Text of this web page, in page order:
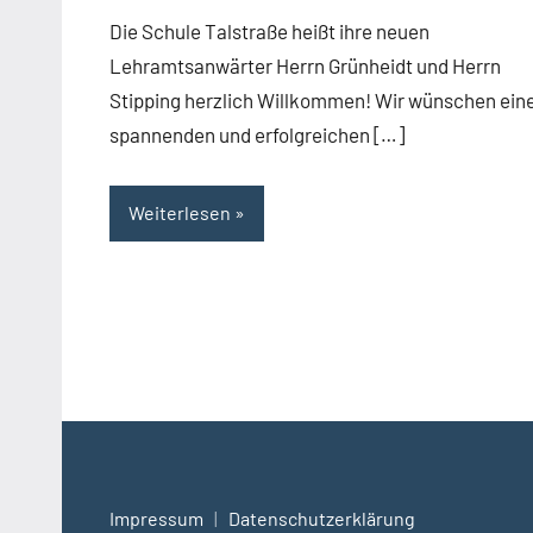
Die Schule Talstraße heißt ihre neuen
Lehramtsanwärter Herrn Grünheidt und Herrn
Stipping herzlich Willkommen! Wir wünschen
spannenden und erfolgreichen […]
Weiterlesen
Impressum | Datenschutzerklärung